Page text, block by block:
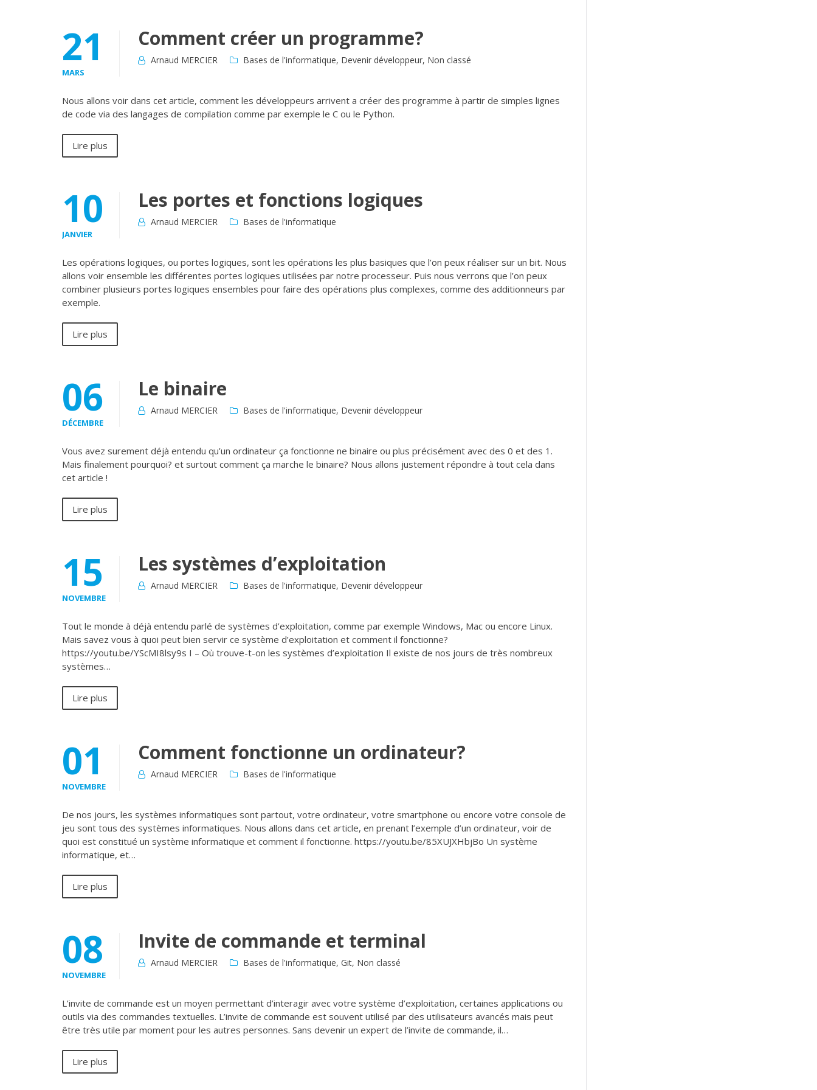
21
MARS
Comment créer un programme?
Arnaud MERCIER Bases de l'informatique, Devenir développeur, Non classé
Nous allons voir dans cet article, comment les développeurs arrivent a créer des programme à partir de simples lignes
de code via des langages de compilation comme par exemple le C ou le Python.
Lire plus
10
JANVIER
Les portes et fonctions logiques
Arnaud MERCIER Bases de l'informatique
Les opérations logiques, ou portes logiques, sont les opérations les plus basiques que l’on peux réaliser sur un bit. Nous
allons voir ensemble les différentes portes logiques utilisées par notre processeur. Puis nous verrons que l’on peux
combiner plusieurs portes logiques ensembles pour faire des opérations plus complexes, comme des additionneurs par
exemple.
Lire plus
06
DÉCEMBRE
Le binaire
Arnaud MERCIER Bases de l'informatique, Devenir développeur
Vous avez surement déjà entendu qu’un ordinateur ça fonctionne ne binaire ou plus précisément avec des 0 et des 1.
Mais finalement pourquoi? et surtout comment ça marche le binaire? Nous allons justement répondre à tout cela dans
cet article !
Lire plus
15
NOVEMBRE
Les systèmes d’exploitation
Arnaud MERCIER Bases de l'informatique, Devenir développeur
Tout le monde à déjà entendu parlé de systèmes d’exploitation, comme par exemple Windows, Mac ou encore Linux.
Mais savez vous à quoi peut bien servir ce système d’exploitation et comment il fonctionne?
https://youtu.be/YScMI8lsy9s I – Où trouve-t-on les systèmes d’exploitation Il existe de nos jours de très nombreux
systèmes…
Lire plus
01
NOVEMBRE
Comment fonctionne un ordinateur?
Arnaud MERCIER Bases de l'informatique
De nos jours, les systèmes informatiques sont partout, votre ordinateur, votre smartphone ou encore votre console de
jeu sont tous des systèmes informatiques. Nous allons dans cet article, en prenant l’exemple d’un ordinateur, voir de
quoi est constitué un système informatique et comment il fonctionne. https://youtu.be/85XUJXHbjBo Un système
informatique, et…
Lire plus
08
NOVEMBRE
Invite de commande et terminal
Arnaud MERCIER Bases de l'informatique, Git, Non classé
L’invite de commande est un moyen permettant d’interagir avec votre système d’exploitation, certaines applications ou
outils via des commandes textuelles. L’invite de commande est souvent utilisé par des utilisateurs avancés mais peut
être très utile par moment pour les autres personnes. Sans devenir un expert de l’invite de commande, il…
Lire plus